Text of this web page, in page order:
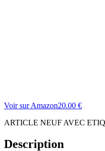
Voir sur Amazon20.00 €
ARTICLE NEUF AVEC
Description